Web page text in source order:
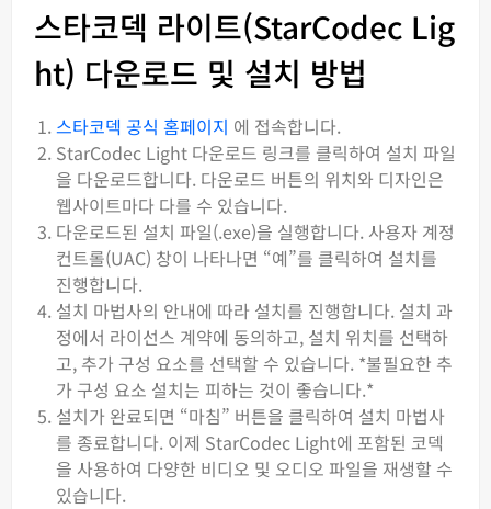
스타코덱 라이트(StarCodec Lig
ht) 다운로드 및 설치 방법
스타코덱 공식 홈페이지 에 접속합니다.
StarCodec Light 다운로드 링크를 클릭하여 설치 파일
을 다운로드합니다. 다운로드 버튼의 위치와 디자인은
웹사이트마다 다를 수 있습니다.
다운로드된 설치 파일(.exe)을 실행합니다. 사용자 계정
컨트롤(UAC) 창이 나타나면 “예”를 클릭하여 설치를
진행합니다.
설치 마법사의 안내에 따라 설치를 진행합니다. 설치 과
정에서 라이선스 계약에 동의하고, 설치 위치를 선택하
고, 추가 구성 요소를 선택할 수 있습니다. *불필요한 추
가 구성 요소 설치는 피하는 것이 좋습니다.*
설치가 완료되면 “마침” 버튼을 클릭하여 설치 마법사
를 종료합니다. 이제 StarCodec Light에 포함된 코덱
을 사용하여 다양한 비디오 및 오디오 파일을 재생할 수
있습니다.